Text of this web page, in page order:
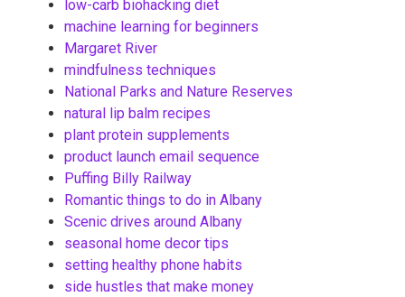
low-carb biohacking diet
machine learning for beginners
Margaret River
mindfulness techniques
National Parks and Nature Reserves
natural lip balm recipes
plant protein supplements
product launch email sequence
Puffing Billy Railway
Romantic things to do in Albany
Scenic drives around Albany
seasonal home decor tips
setting healthy phone habits
side hustles that make money